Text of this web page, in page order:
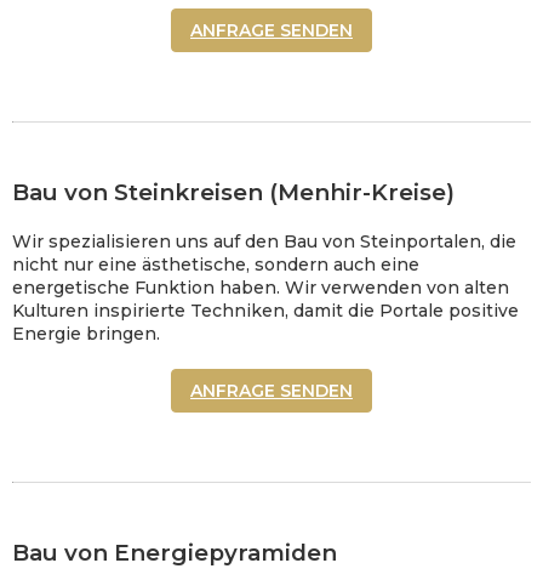
ANFRAGE SENDEN
Bau von Steinkreisen (Menhir-Kreise)
Wir spezialisieren uns auf den Bau von Steinportalen, die
nicht nur eine ästhetische, sondern auch eine
energetische Funktion haben. Wir verwenden von alten
Kulturen inspirierte Techniken, damit die Portale positive
Energie bringen.
ANFRAGE SENDEN
Bau von Energiepyramiden